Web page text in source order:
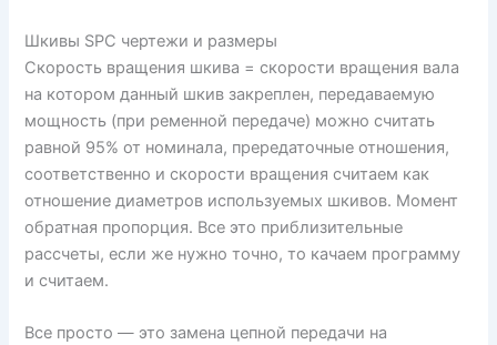
Шкивы SPC чертежи и размеры
Скорость вращения шкива = скорости вращения вала
на котором данный шкив закреплен, передаваемую
мощность (при ременной передаче) можно считать
равной 95% от номинала, прередаточные отношения,
соответственно и скорости вращения считаем как
отношение диаметров используемых шкивов. Момент
обратная пропорция. Все это приблизительные
рассчеты, если же нужно точно, то качаем программу
и считаем.
Все просто — это замена цепной передачи на